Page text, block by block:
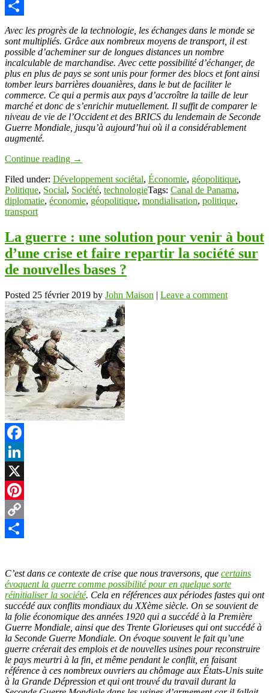
Copy
Link
Partager
Avec les progrès de la technologie, les échanges dans le monde se
sont multipliés. Grâce aux nombreux moyens de transport, il est
possible d’acheminer sur de longues distances un nombre
incalculable de marchandise. Avec cette possibilité d’échanger, de
plus en plus de pays se sont unis pour former des blocs et font ainsi
tomber leurs barrières douanières, dans le but de faciliter le
commerce. Ce qui a permis aux pays d’accroître la taille de leur
marché et donc de s’enrichir mutuellement. Il suffit de comparer le
niveau de vie de l’Occident et des BRICS du lendemain de Seconde
Guerre Mondiale, jusqu’à aujourd’hui où il a considérablement
augmenté.
Continue reading →
Filed under: Développement sociétal, Économie, géopolitique,
Politique, Social, Société, technologieTags: Canal de Panama,
diplomatie, économie, géopolitique, mondialisation, politique,
transport
La guerre : une solution pour venir à bout
d’une crise et faire repartir la société sur
de nouvelles bases ?
Posted 25 février 2019 by John Maison | Leave a comment
Facebook
LinkedIn
X
Pinterest
Copy
C’est dans ce contexte de crise que nous traversons, que certains
évoquent la guerre comme possibilité pour en quelque sorte
réinitialiser la société. Cela en références aux périodes fastes qui ont
succédé aux conflits mondiaux du XXème siècle. On se souvient de
la folie économique des années 1920 qui a succédé à la Première
Guerre Mondiale, ainsi que des Trente Glorieuses qui ont succédé à
la Seconde Guerre Mondiale. On évoque souvent le fait qu’une
guerre créerait des emplois et de nouvelles usines pour reconstruire
le pays meurtri à la fin, et même pendant le conflit, en faisant
référence à ces nombreux ouvriers au chômage aux États-Unis suite
à la Grande Dépression et qui ont trouvé du travail durant la